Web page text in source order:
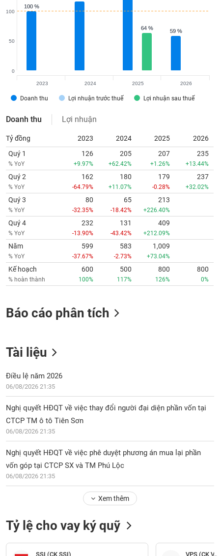
100 %
100 %
59 %
59 %
64 %
64 %
Doanh thu Lợi nhuận trước thuế Lợi nhuận sau thuế
0
50
100
2023 2024 2025 2026
Doanh thu Lợi nhuận
Tỷ đồng 2023 2024 2025
2026
Quý 1
% YoY
126
+9.97%
205
+62.42%
207
+1.26%
235
+13.44%
Quý 2
% YoY
162
-64.79%
180
+11.07%
179
-0.28%
237
+32.02%
Quý 3
% YoY
80
-32.35%
65
-18.42%
213
+226.40%
Quý 4
% YoY
232
-13.90%
131
-43.42%
409
+212.09%
Năm
% YoY
599
-37.67%
583
-2.73%
1,009
+73.04%
Kế hoạch
% hoàn thành
600
100%
500
117%
800
126%
800
0%
Báo cáo phân tích
Tài liệu
Điều lệ năm 2026
06/08/2026 21:35
Nghị quyết HĐQT về việc thay đổi người đại diện phần vốn tại
CTCP TM ô tô Tiên Sơn
06/08/2026 21:35
Nghị quyết HĐQT về việc phê duyệt phương án mua lại phần
vốn góp tại CTCP SX và TM Phú Lộc
06/08/2026 21:35
Xem thêm
Tỷ lệ cho vay ký quỹ
SSI (CK SSI) VPS (CK